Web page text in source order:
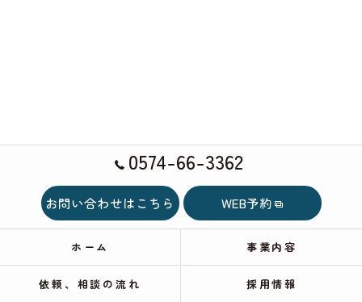
0574-66-3362
お問い合わせはこちら WEB予約
ホーム 事業内容
依頼、相談の流れ 採用情報